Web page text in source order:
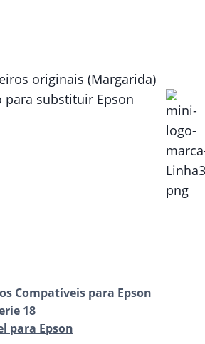
originais (Margarida)
para substituir Epson
Compatíveis para Epson
18
para Epson